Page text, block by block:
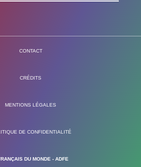
CONTACT
CRÉDITS
MENTIONS LÉGALES
DE CONFIDENTIALITÉ
DU MONDE - ADFE